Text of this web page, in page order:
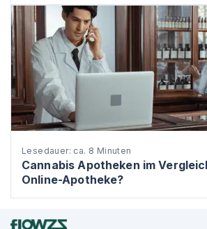
Lesedauer: ca. 8 Minuten
Cannabis Apotheken im
Online-Apotheke?